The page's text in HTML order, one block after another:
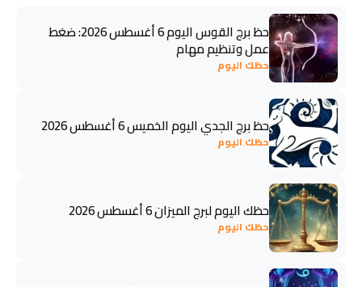
حظ برج القوس اليوم 6 أغسطس 2026: ضغط
عمل وتنظيم مهام
حظك اليوم
حظ برج الجدي اليوم الخميس 6 أغسطس 2026
حظك اليوم
حظك اليوم لبرج الميزان 6 أغسطس 2026
حظك اليوم